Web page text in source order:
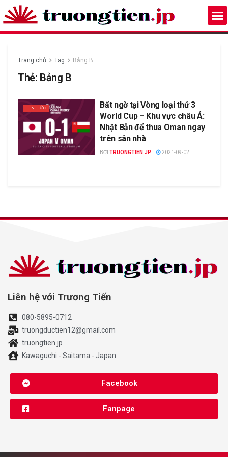
Trang chủ Tag Bảng B
Thẻ: Bảng B
TIN TỨC
Bất ngờ tại Vòng loại thứ 3
World Cup – Khu vực châu Á:
Nhật Bản để thua Oman ngay
trên sân nhà
BƠI TRUONGTIEN.JP 2021-09-02
Liên hệ với Trương Tiến
080-5895-0712
truongductien12@gmail.com
truongtien.jp
Kawaguchi - Saitama - Japan
Facebook
Fanpage